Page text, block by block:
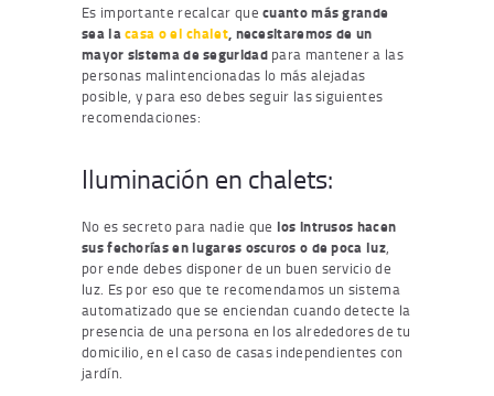
Es importante recalcar quecuanto más grande
sea lacasa o el chalet, necesitaremos de un
mayor sistema de seguridad para mantener a las
personas malintencionadas lo más alejadas
posible, y para eso debes seguir las siguientes
recomendaciones:
Iluminación en chalets:
No es secreto para nadie que los intrusos hacen
sus fechorías en lugares oscuros o de poca luz,
por ende debes disponer de un buen servicio de
luz. Es por eso que te recomendamos un sistema
automatizado que se enciendan cuando detecte la
presencia de una persona en los alrededores de tu
domicilio, en el caso de casas independientes con
jardín.